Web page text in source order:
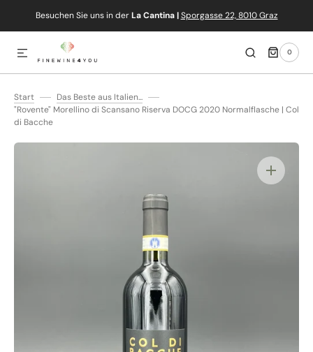
ZUM INHALT
Besuchen Sie uns in derLa Cantina | Sporgasse 22, 8010 Graz
0
0
ARTIKEL
Start
Das Beste aus Italien...
"Rovente" Morellino di Scansano Riserva DOCG 2020 Normalflasche | Col
di Bacche
Medien
1
in
Galerieansicht
öffnen